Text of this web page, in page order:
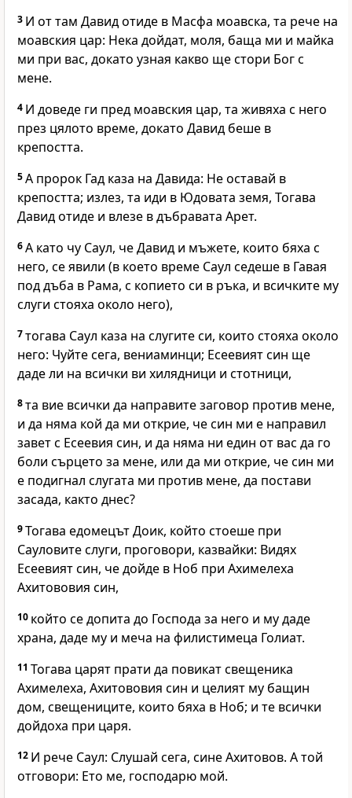
3 И от там Давид отиде в Масфа моавска, та рече на
моавския цар: Нека дойдат, моля, баща ми и майка
ми при вас, докато узная какво ще стори Бог с
мене.
4 И доведе ги пред моавския цар, та живяха с него
през цялото време, докато Давид беше в
крепостта.
5А пророк Гад каза на Давида: Не оставай в
крепостта; излез, та иди в Юдовата земя, Тогава
Давид отиде и влезе в дъбравата Арет.
6А като чу Саул, че Давид и мъжете, които бяха с
него, се явили (в което време Саул седеше в Гавая
под дъба в Рама, с копието си в ръка, и всичките му
слуги стояха около него),
7тогава Саул каза на слугите си, които стояха около
него: Чуйте сега, вениаминци; Есеевият син ще
даде ли на всички ви хилядници и стотници,
8та вие всички да направите заговор против мене,
и да няма кой да ми открие, че син ми е направил
завет с Есеевия син, и да няма ни един от вас да го
боли сърцето за мене, или да ми открие, че син ми
е подигнал слугата ми против мене, да постави
засада, както днес?
9Тогава едомецът Доик, който стоеше при
Сауловите слуги, проговори, казвайки: Видях
Есеевият син, че дойде в Ноб при Ахимелеха
Ахитововия син,
10 който се допита до Господа за него и му даде
храна, даде му и меча на филистимеца Голиат.
11 Тогава царят прати да повикат свещеника
Ахимелеха, Ахитововия син и целият му бащин
дом, свещениците, които бяха в Ноб; и те всички
дойдоха при царя.
12 И рече Саул: Слушай сега, сине Ахитовов. А той
отговори: Ето ме, господарю мой.